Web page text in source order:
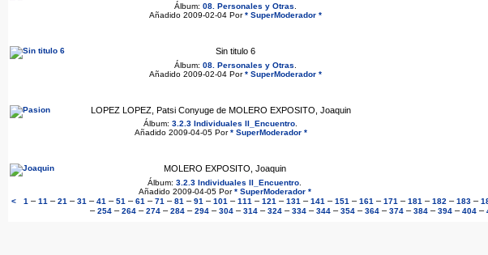
Álbum: 08. Personales y Otras
Añadido 2009-02-04 Por* SuperModerador *
Sin titulo 6
Álbum: 08. Personales y Otras
Añadido 2009-02-04 Por* SuperModerador *
LOPEZ LOPEZ, Patsi Conyuge de MOLERO EXPOSITO, Joaquin
Álbum: 3.2.3 Individuales II_Encuentro.
Añadido 2009-04-05 Por* SuperModerador *
MOLERO EXPOSITO, Joaquin
Álbum: 3.2.3 Individuales II_Encuentro
Añadido 2009-04-05 Por* SuperModerador *
<
1 – 11 – 21 – 31 – 41 – 51 – 61 – 71 – 81 – 91 – 101 – 111 – 121 – 131 – 141 – 151 – 161 – 171 – 181 – 182 – 183–
– 254 – 264 – 274 – 284 – 294 – 304 – 314 – 324 – 334 – 344 – 354 – 364 – 374 – 384 – 394 – 404 –